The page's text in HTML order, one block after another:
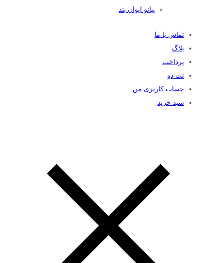
پیانو ایوان بند
تماس با ما
بلاگ
پرداخت
نت دو
حساب کاربری من
سبد خرید